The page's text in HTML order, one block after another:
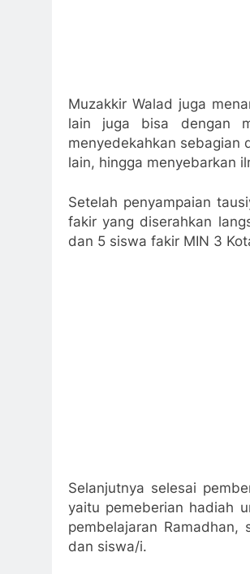
Muzakkir Walad juga
lain juga bisa dengan
menyedekahkan sebagian
lain, hingga menyebarkan
Setelah penyampaian
fakir yang diserahkan
dan 5 siswa fakir MIN 3
Selanjutnya selesai
yaitu pemeberian hadiah
pembelajaran
dan siswa/i.